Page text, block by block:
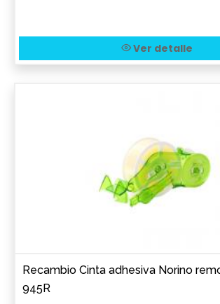
Ver detalle
Recambio Cinta adhesiva Norino
945R